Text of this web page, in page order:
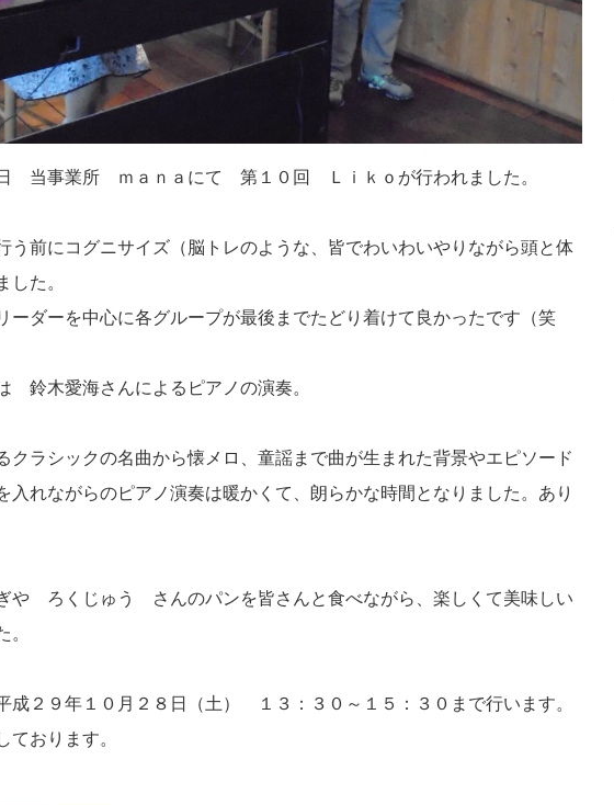
当事業所 ｍａｎａにて 第１０回 Ｌｉｋｏが行われました。
う前にコグニサイズ（脳トレのような、皆でわいわいやりながら頭と体
した。
ーダーを中心に各グループが最後までたどり着けて良かったです（笑
鈴木愛海さんによるピアノの演奏。
クラシックの名曲から懐メロ、童謡まで曲が生まれた背景やエピソード
入れながらのピアノ演奏は暖かくて、朗らかな時間となりました。あり
や ろくじゅう さんのパンを皆さんと食べながら、楽しくて美味しい
。
２９年１０月２８日（土） １３：３０～１５：３０まで行います。
ております。